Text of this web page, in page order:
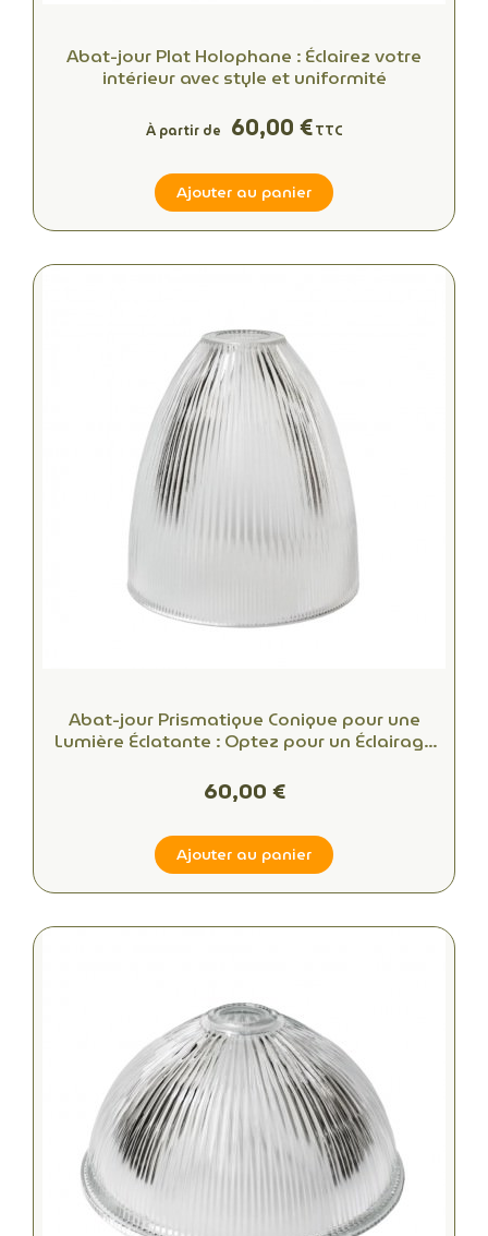
Abat-jour Plat Holophane : Éclairez votre
intérieur avec style et uniformité
À partir de 60,00 €TTC
Ajouter au panier
Abat-jour Prismatique Conique pour une
Lumière Éclatante : Optez pour un Éclairage
60,00 €
Ajouter au panier